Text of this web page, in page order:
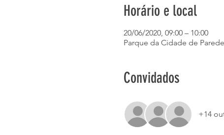
Horário e local
20/06/2020, 09:00 – 10:00
Parque da Cidade de
Convidados
+14